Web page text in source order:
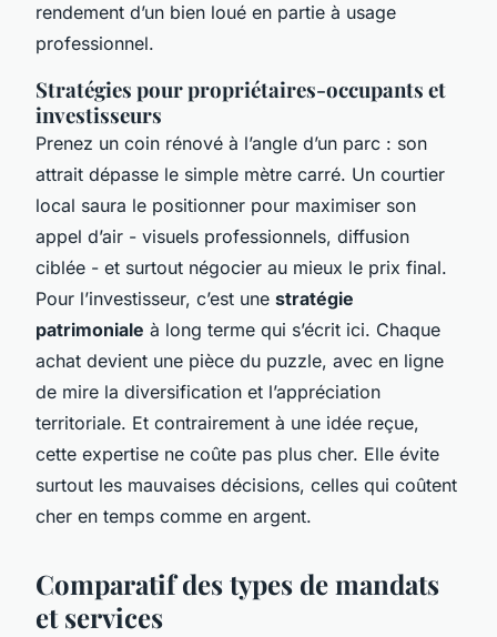
rendement d’un bien loué en partie à usage
professionnel.
Stratégies pour propriétaires-occupants et
investisseurs
Prenez un coin rénové à l’angle d’un parc : son
attrait dépasse le simple mètre carré. Un courtier
local saura le positionner pour maximiser son
appel d’air - visuels professionnels, diffusion
ciblée - et surtout négocier au mieux le prix final.
Pour l’investisseur, c’est une stratégie
patrimoniale à long terme qui s’écrit ici. Chaque
achat devient une pièce du puzzle, avec en ligne
de mire la diversification et l’appréciation
territoriale. Et contrairement à une idée reçue,
cette expertise ne coûte pas plus cher. Elle évite
surtout les mauvaises décisions, celles qui coûtent
cher en temps comme en argent.
Comparatif des types de mandats
et services